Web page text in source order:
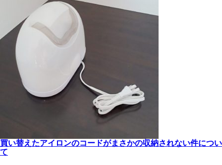
買い替えたアイロンのコードがまさかの収納されない件につい
て